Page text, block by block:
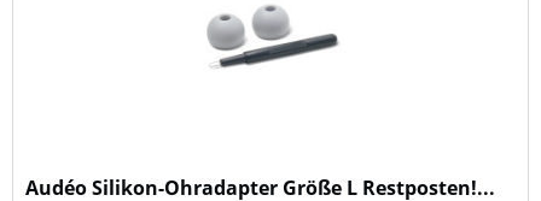
Audéo Silikon-Ohradapter Größe L Restposten!...